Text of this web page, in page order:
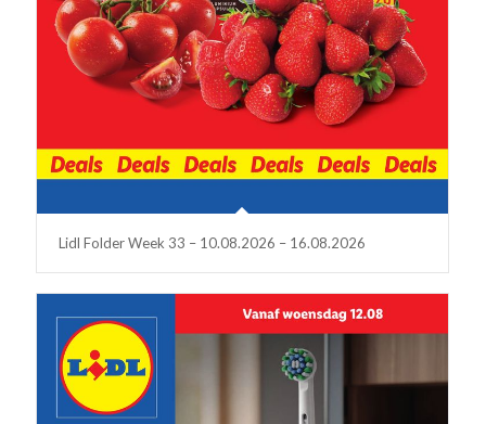
Lidl Folder Week 33 – 10.08.2026 – 16.08.2026